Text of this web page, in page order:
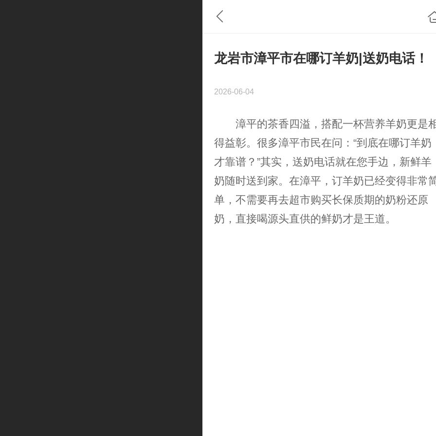
龙岩市漳平市在哪订羊奶|送奶电话！
2026-06-04
漳平的茶香四溢，搭配一杯营养羊奶更是
得益彰。很多漳平市民在问：“到底在哪订羊奶
才靠谱？”其实，送奶电话就在您手边，新鲜羊
奶随时送到家。在漳平，订羊奶已经变得非常
单，不需要再去超市购买长保质期的奶粉还原
奶，直接喝源头直供的鲜奶才是王道。